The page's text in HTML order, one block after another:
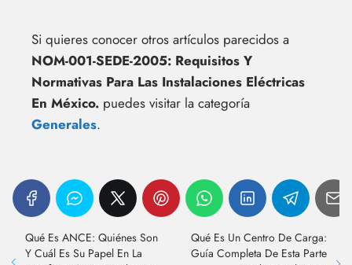
Si quieres conocer otros artículos parecidos a
NOM-001-SEDE-2005: Requisitos Y
Normativas Para Las Instalaciones Eléctricas
En México. puedes visitar la categoría
Generales.
Qué Es ANCE: Quiénes Son
Y Cuál Es Su Papel En La
Qué Es Un Centro De Carga:
Guía Completa De Esta Parte